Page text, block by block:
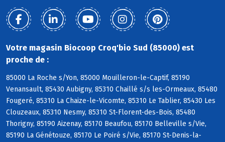
Votre magasin Biocoop Croq'bio Sud (85000) est
proche de :
85000 La Roche s/Yon, 85000 Mouilleron-le-Captif, 85190
Venansault, 85430 Aubigny, 85310 Chaillé s/s les-Ormeaux, 85480
Fougeré, 85310 La Chaize-le-Vicomte, 85310 Le Tablier, 85430 Les
Clouzeaux, 85310 Nesmy, 85310 St-Florent-des-Bois, 85480
Thorigny, 85190 Aizenay, 85170 Beaufou, 85170 Belleville s/Vie,
85190 La Génétouze, 85170 Le Poiré s/Vie, 85170 St-Denis-la-